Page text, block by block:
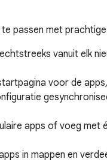
passen met
vanuit elk
voor de
apps of voeg met
in mappen en